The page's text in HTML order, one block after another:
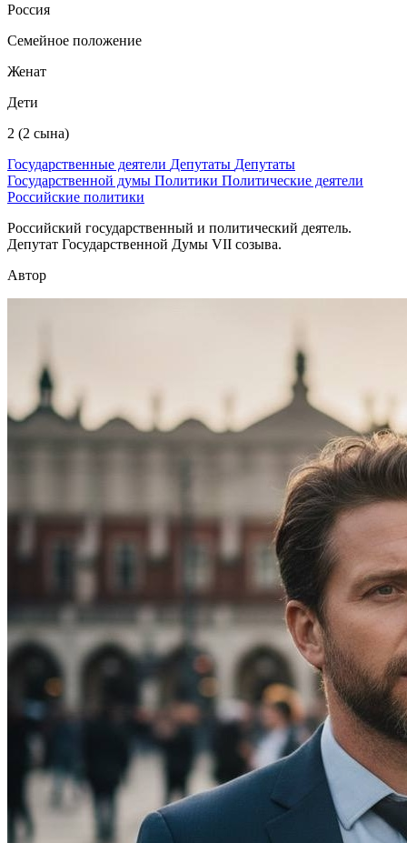
Россия
Семейное положение
Женат
Дети
2 (2 сына)
Государственные деятели Депутаты Депутаты
Государственной думы Политики Политические деятели
Российские политики
Российский государственный и политический деятель.
Депутат Государственной Думы VII созыва.
Автор